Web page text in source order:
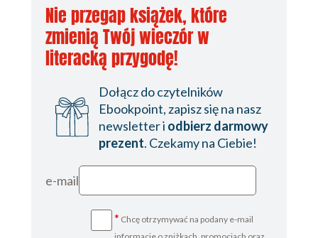
Nie przegap książek, które
zmienią Twój wieczór w
literacką przygodę!
Dołącz do czytelników
Ebookpoint, zapisz się na nasz
newsletter i odbierz darmowy
prezent. Czekamy na Ciebie!
e-mail
* Chcę otrzymywać na podany e-mail
informacje o zniżkach, promocjach oraz